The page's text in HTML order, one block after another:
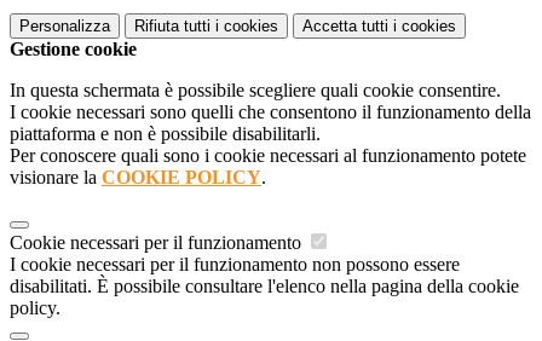
Personalizza Rifiuta tutti i cookies Accetta tutti i cookies
Gestione cookie
In questa schermata è possibile scegliere quali cookie consentire.
I cookie necessari sono quelli che consentono il funzionamento della
piattaforma e non è possibile disabilitarli.
Per conoscere quali sono i cookie necessari al funzionamento potete
visionare la COOKIE POLICY.
Cookie necessari per il funzionamento
I cookie necessari per il funzionamento non possono essere
disabilitati. È possibile consultare l'elenco nella pagina della cookie
policy.